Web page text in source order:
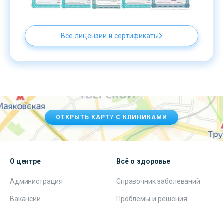
Все лицензии и сертификаты
ОТКРЫТЬ КАРТУ С КЛИНИКАМИ
О центре
Администрация
Вакансии
Всё о здоровье
Справочник заболеваний
Проблемы и решения